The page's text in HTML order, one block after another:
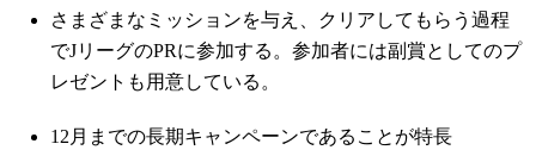
さまざまなミッションを与え、クリアしてもらう過程
でJリーグのPRに参加する。参加者には副賞としてのプ
レゼントも用意している。
12月までの長期キャンペーンであることが特長